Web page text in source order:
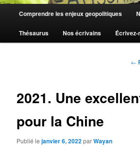
Comprendre les enjeux geopolitiques
Thésaurus Nos écrivains
←
2021. Une
pour la Chine
Publié lejanvier 6, 2022parWayan